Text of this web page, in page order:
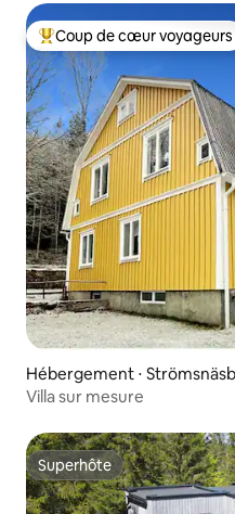
Coups de cœur voyageurs
Coup de cœur voyageurs
Hébergement ⋅
Villa sur mesure
Superhôte
Superhôte